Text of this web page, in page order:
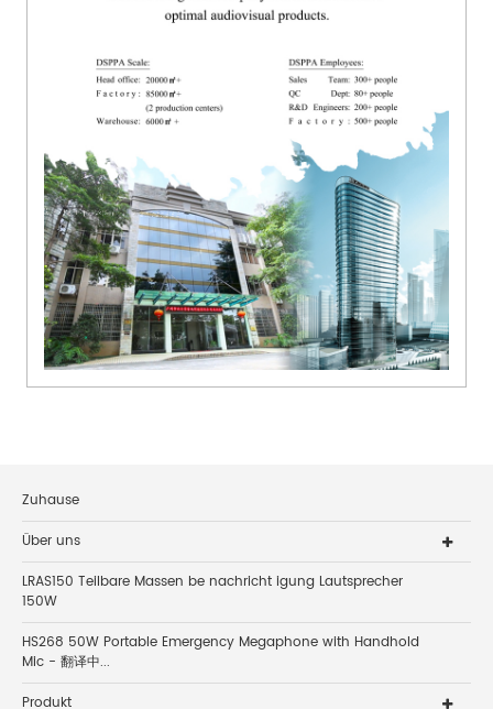
Zuhause
Über uns
LRAS150 Teilbare Massen be nachricht igung Lautsprecher
150W
HS268 50W Portable Emergency Megaphone with Handhold
Mic - 翻译中...
Produkt